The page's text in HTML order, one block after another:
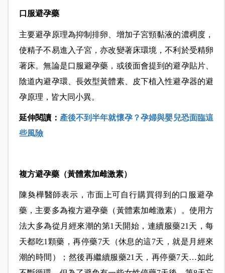
口服避孕藥
主要避孕原理為抑制排卵、增加子宮頸黏液的濃稠度，
使精子不易進入子宮，亦改變著床環境，不利於受精卵
著床。無論是口服避孕藥，或後面會提到的避孕貼片、
陰道內避孕環、長效型黃體素、皮下植入性避孕器的避
孕原理，皆大同小異。
延伸閱讀： 產後不到半年就懷孕？孕婦與嬰兒恐面臨這
些風險
複方避孕藥（黃體素加雌激素）
陳奐樺醫師表示，市面上可自行購買得到的口服避孕
藥，主要多為複方避孕藥（黃體素加雌激素）。使用方
法大多為從月經來潮的第1天開始，連續服藥21天，每
天都吃1顆藥，再停藥7天（休息的這7天，就是月經來
潮的時間）；然後再繼續服藥21天，再停藥7天…如此